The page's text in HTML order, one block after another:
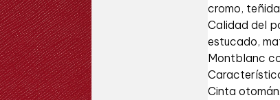
cromo,
Calidad del
estucado,
Montblanc
Cinta